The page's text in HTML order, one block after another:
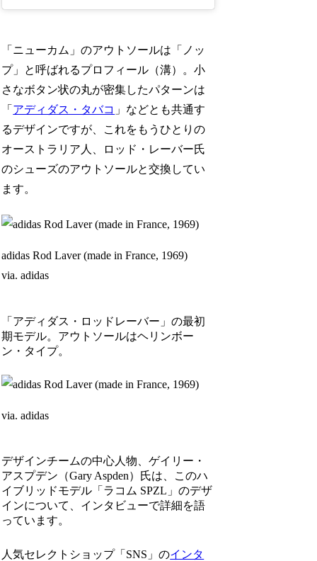
「ニューカム」のアウトソールは「ノッ
プ」と呼ばれるプロフィール（溝）。小
さなボタン状の丸が密集したパターンは
「 アディダス・タバコ 」などとも共通す
るデザインですが、これをもうひとりの
オーストラリア人、ロッド・レーバー氏
のシューズのアウトソールと交換してい
ます。
adidas Rod Laver (made in France, 1969)
via. adidas
「アディダス・ロッドレーバー」の最初
期モデル。アウトソールはヘリンボー
ン・タイプ。
via. adidas
デザインチームの中心人物、ゲイリー・
アスプデン（Gary Aspden）氏は、このハ
イブリッドモデル「ラコム SPZL」のデザ
インについて、インタビューで詳細を語
っています。
人気セレクトショップ「SNS」のインタ